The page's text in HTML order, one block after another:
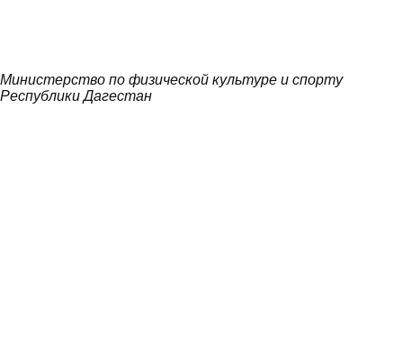
Министерство по физической культуре и спорту
Республики Дагестан